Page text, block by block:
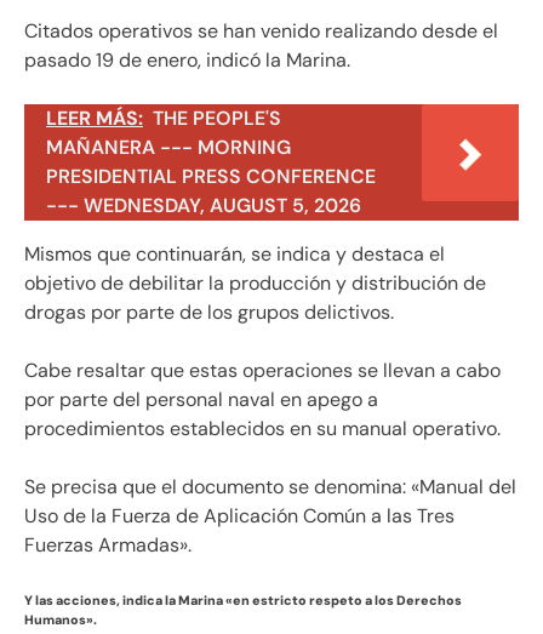
Citados operativos se han venido realizando desde el
pasado 19 de enero, indicó la Marina.
LEER MÁS: THE PEOPLE'S
MAÑANERA --- MORNING
PRESIDENTIAL PRESS CONFERENCE
--- WEDNESDAY, AUGUST 5, 2026
Mismos que continuarán, se indica y destaca el
objetivo de debilitar la producción y distribución de
drogas por parte de los grupos delictivos.
Cabe resaltar que estas operaciones se llevan a cabo
por parte del personal naval en apego a
procedimientos establecidos en su manual operativo.
Se precisa que el documento se denomina: «Manual del
Uso de la Fuerza de Aplicación Común a las Tres
Fuerzas Armadas».
Y las acciones, indica la Marina «en estricto respeto a los Derechos
Humanos».